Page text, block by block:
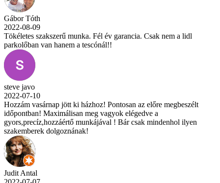
Gábor Tóth
2022-08-09
Tökéletes szakszerű munka. Fél év garancia. Csak nem a lidl
parkolőban van hanem a tescónál!!
steve javo
2022-07-10
Hozzám vasárnap jött ki házhoz! Pontosan az előre megbeszélt
időpontban! Maximálisan meg vagyok elégedve a
gyors,precíz,hozzáértő munkájával ! Bár csak mindenhol ilyen
szakemberek dolgoznának!
Judit Antal